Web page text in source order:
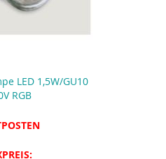
LED 1,5W/GU10
RGB